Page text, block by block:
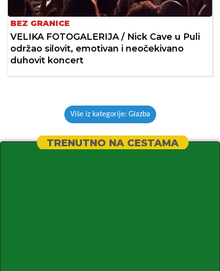
BEZ GRANICE
VELIKA FOTOGALERIJA / Nick Cave u Puli
održao silovit, emotivan i neočekivano
duhovit koncert
Više iz kategorije: Glazba
TRENUTNO NA CESTAMA